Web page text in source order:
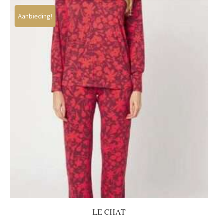
Aanbieding!
LE CHAT